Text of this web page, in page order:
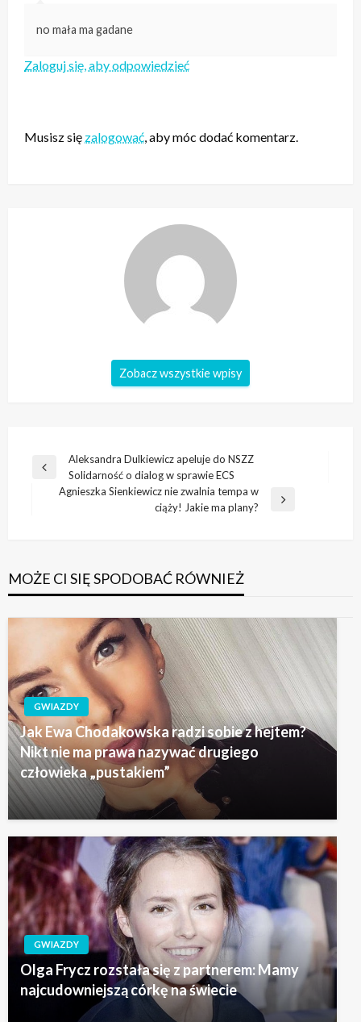
no mała ma gadane
Zaloguj się, aby odpowiedzieć
Musisz się zalogować, aby móc dodać komentarz.
Zobacz wszystkie wpisy
Nawigacja
wpisu
Poprzedni
Aleksandra Dulkiewicz apeluje do NSZZ
Solidarność o dialog w sprawie ECS
Agnieszka Sienkiewicz nie zwalnia tempa w
ciąży! Jakie ma plany?
MOŻE CI SIĘ SPODOBAĆ RÓWNIEŻ
GWIAZDY
Jak Ewa Chodakowska radzi sobie z hejtem?
Nikt nie ma prawa nazywać drugiego
człowieka „pustakiem”
GWIAZDY
Olga Frycz rozstała się z partnerem: Mamy
najcudowniejszą córkę na świecie